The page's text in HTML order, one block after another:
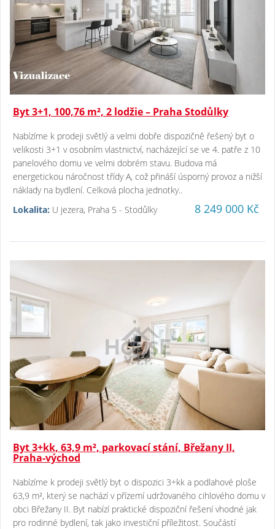
Byt 3+1, 100,76 m², 2 lodžie – Praha Stodůlky
Nabízíme k prodeji světlý a velmi dobře dispozičně řešený byt o
velikosti 3+1 v osobním vlastnictví, nacházející se ve 4. patře z 10
panelového domu ve velmi dobrém stavu. Budova má
energetickou náročnost třídy A, což přináší úsporný provoz a nižší
náklady na bydlení. Celková plocha jednotky..
Lokalita: U jezera, Praha 5 - Stodůlky 8 249 000 Kč
Byt 3+kk, 63,9 m², parkovací stání, Břežany II,
Praha-východ
Nabízíme k prodeji světlý byt o dispozici 3+kk a podlahové ploše
63,9 m², který se nachází v přízemí udržovaného cihlového domu v
obci Břežany II. Byt nabízí praktické dispoziční řešení vhodné jak
pro rodinné bydlení, tak jako investiční příležitost. Součástí